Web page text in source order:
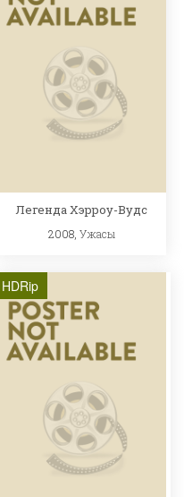
Легенда Хэрроу-Вудс
2008, Ужасы
HDRip